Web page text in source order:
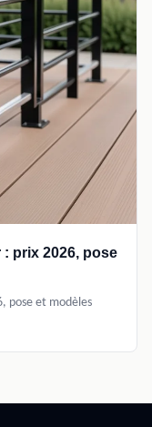
prix 2026, pose
pose et modèles